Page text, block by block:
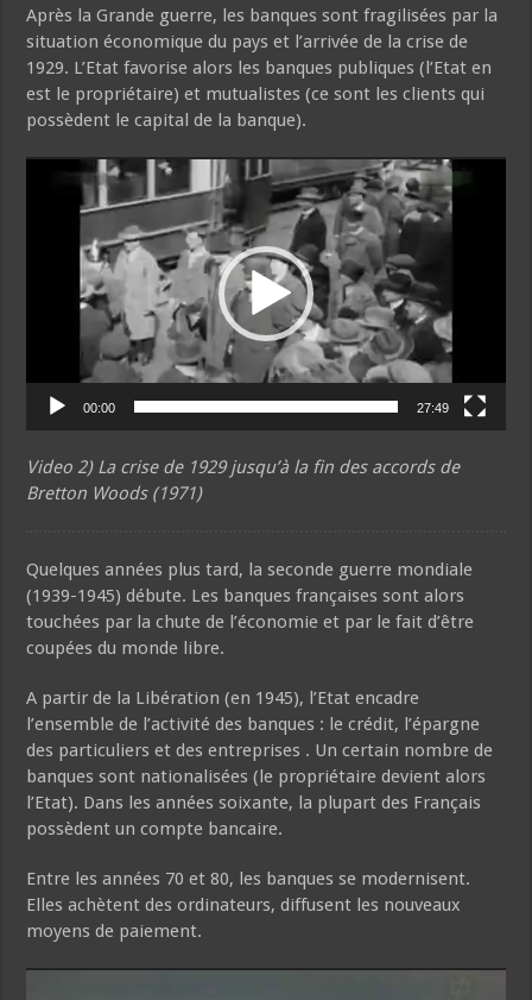
Après la Grande guerre, les banques sont fragilisées par la
situation économique du pays et l’arrivée de la crise de
1929. L’Etat favorise alors les banques publiques (l’Etat en
est le propriétaire) et mutualistes (ce sont les clients qui
possèdent le capital de la banque).
00:00 27:49
Video 2) La crise de 1929 jusqu’à la fin des accords de
Bretton Woods (1971)
Quelques années plus tard, la seconde guerre mondiale
(1939-1945) débute. Les banques françaises sont alors
touchées par la chute de l’économie et par le fait d’être
coupées du monde libre.
A partir de la Libération (en 1945), l’Etat encadre
l’ensemble de l’activité des banques : le crédit, l’épargne
des particuliers et des entreprises . Un certain nombre de
banques sont nationalisées (le propriétaire devient alors
l’Etat). Dans les années soixante, la plupart des Français
possèdent un compte bancaire.
Entre les années 70 et 80, les banques se modernisent.
Elles achètent des ordinateurs, diffusent les nouveaux
moyens de paiement.